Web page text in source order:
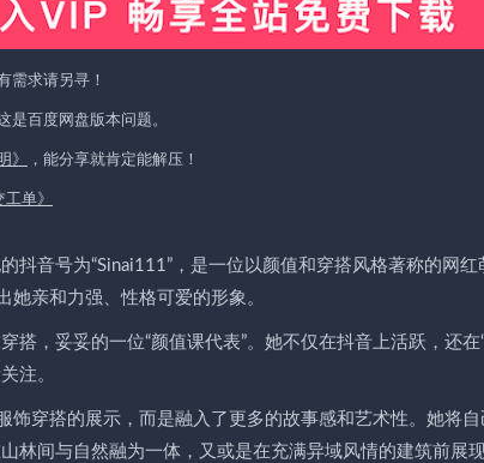
需求请另寻！
是百度网盘版本问题。
》 ，能分享就肯定能解压！
工单》
抖音号为“Sinai111”，是一位以颜值和穿搭风格著称的网
她亲和力强、性格可爱的形象。
搭，妥妥的一位“颜值课代表”。她不仅在抖音上活跃，还在
注。
饰穿搭的展示，而是融入了更多的故事感和艺术性。她将
林间与自然融为一体，又或是在充满异域风情的建筑前展